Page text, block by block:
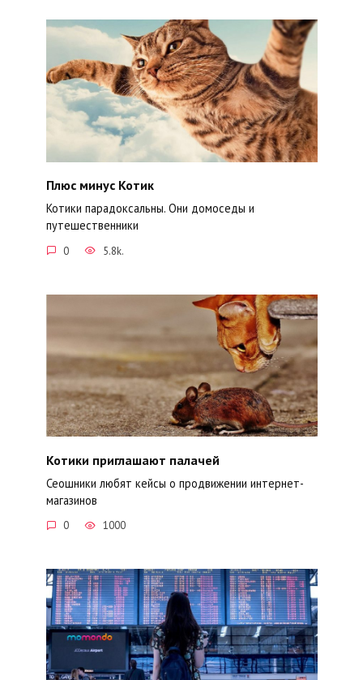
Плюс минус Котик
Котики парадоксальны. Они домоседы и
путешественники
0 5.8k.
Котики приглашают палачей
Сеошники любят кейсы о продвижении интернет-
магазинов
0 1000